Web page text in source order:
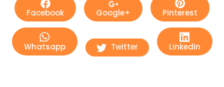
Facebook Google+ Pinterest
Whatsapp Twitter LinkedIn